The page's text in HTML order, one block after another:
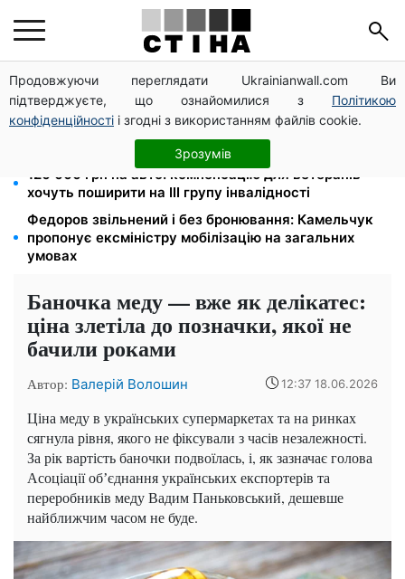
Продовжуючи переглядати Ukrainianwall.com Ви
підтверджуєте, що ознайомилися з Політикою
конфіденційності і згодні з використанням файлів cookie.
Зрозумів
Фейкові сайти сервісних центрів МВС: шахраї
виманюють гроші у водіїв перед виїздом за кордон
Яйця від 19,90 грн за десяток: АТБ, Сільпо, Varus та
Ашан переписали цінники в серпні
120 000 грн на авто: компенсацію для ветеранів
хочуть поширити на III групу інвалідності
Федоров звільнений і без бронювання: Камельчук
пропонує ексміністру мобілізацію на загальних
умовах
Баночка меду — вже як делікатес:
ціна злетіла до позначки, якої не
бачили роками
Автор: Валерій Волошин 12:37 18.06.2026
Ціна меду в українських супермаркетах та на ринках
сягнула рівня, якого не фіксували з часів незалежності.
За рік вартість баночки подвоїлась, і, як зазначає голова
Асоціації обʼєднання українських експортерів та
переробників меду Вадим Паньковський, дешевше
найближчим часом не буде.